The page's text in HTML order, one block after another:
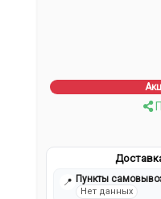
📍 Пункты
Нет данных